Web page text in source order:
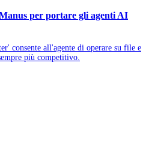
per portare gli agenti AI
consente all'agente di operare su file e
più competitivo.